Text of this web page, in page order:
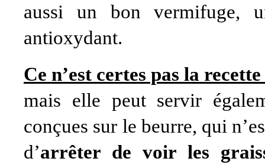
aussi un bon vermifuge,
antioxydant.
Ce n’est certes pas la
mais elle peut servir
conçues sur le beurre, qui
d’arrêter de voir les